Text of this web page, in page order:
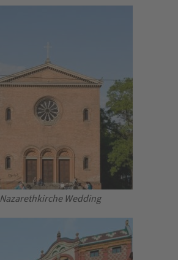
Wedding